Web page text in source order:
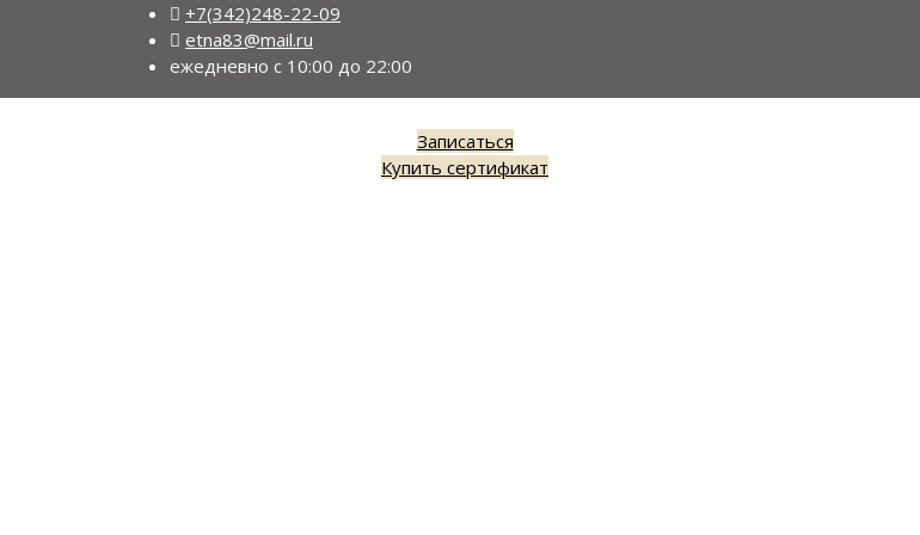
+7(342)248-22-09
etna83@mail.ru
ежедневно с 10:00 до 22:00
Записаться
Купить сертификат